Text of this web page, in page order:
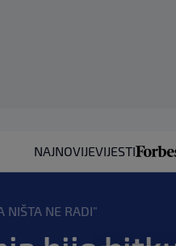
NAJNOVIJEVIJESTI
NIŠTA NE RADI"